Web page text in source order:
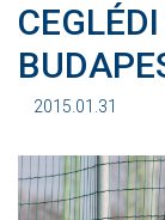
2015.01.31